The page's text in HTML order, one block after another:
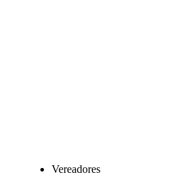
Vereadores